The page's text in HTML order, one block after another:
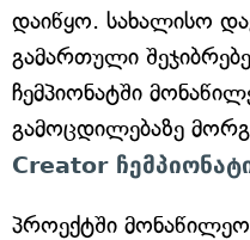
დაიწყო. სახალისო
გამართული
ჩემპიონატში
გამოცდილებაზე
Creator
პროექტში